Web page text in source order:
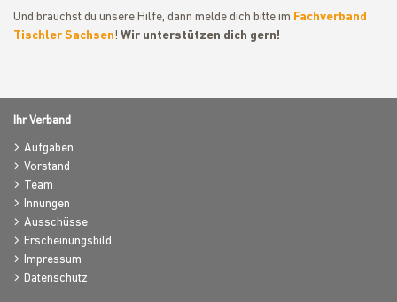
Und brauchst du unsere Hilfe, dann melde dich bitte im Fachverband
Tischler Sachsen! Wir unterstützen dich gern!
Ihr Verband
Aufgaben
Vorstand
Team
Innungen
Ausschüsse
Erscheinungsbild
Impressum
Datenschutz